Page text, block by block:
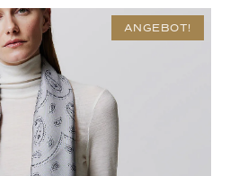
ANGEBOT!